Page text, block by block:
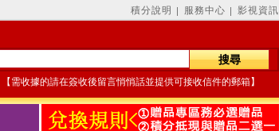
積分說明 服務中心 影視資訊
【需收據的請在簽收後留言悄悄話並提供可接收信件的郵箱】